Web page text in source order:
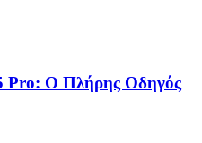
Pro: Ο Πλήρης Οδηγός